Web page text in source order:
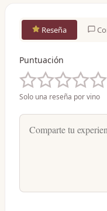
Reseña
Puntuación
Solo una reseña por vino